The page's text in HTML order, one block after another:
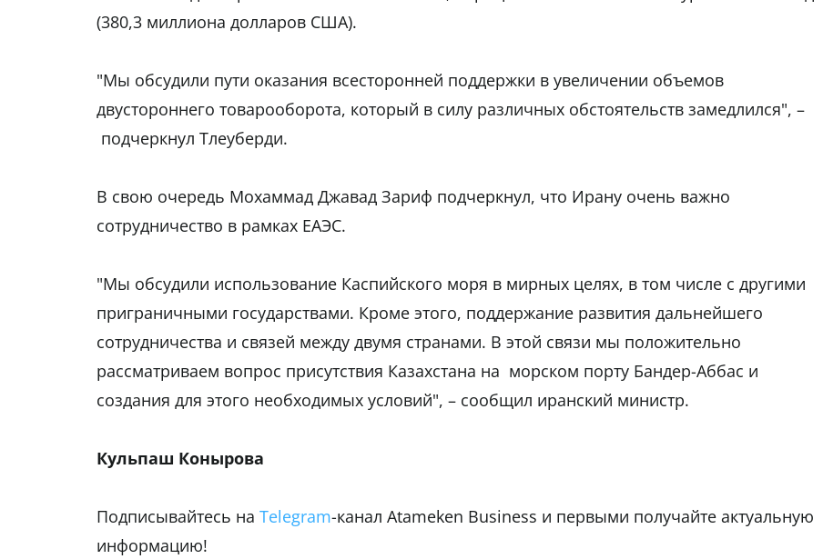
(380,3 миллиона долларов США).
"Мы обсудили пути оказания всесторонней поддержки в увеличении объемов
двустороннего товарооборота, который в силу различных обстоятельств замедлился", –
подчеркнул Тлеуберди.
В свою очередь Мохаммад Джавад Зариф подчеркнул, что Ирану очень важно
сотрудничество в рамках ЕАЭС.
"Мы обсудили использование Каспийского моря в мирных целях, в том числе с другими
приграничными государствами. Кроме этого, поддержание развития дальнейшего
сотрудничества и связей между двумя странами. В этой связи мы положительно
рассматриваем вопрос присутствия Казахстана на морском порту Бандер-Аббас и
создания для этого необходимых условий", – сообщил иранский министр.
Кульпаш Конырова
Подписывайтесь на Telegram-канал Atameken Business и первыми получайте актуальную
информацию!